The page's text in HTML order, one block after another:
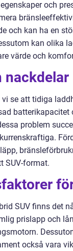
och
och kan ha en
kan olika
värde och
nackdelar
se att tidiga
problem
SUV-format.
SUV finns det
prislapp och
också vara